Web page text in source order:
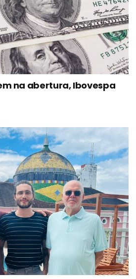
na abertura, Ibovespa